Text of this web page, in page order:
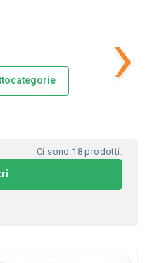
›
Ci sono 18 prodotti.